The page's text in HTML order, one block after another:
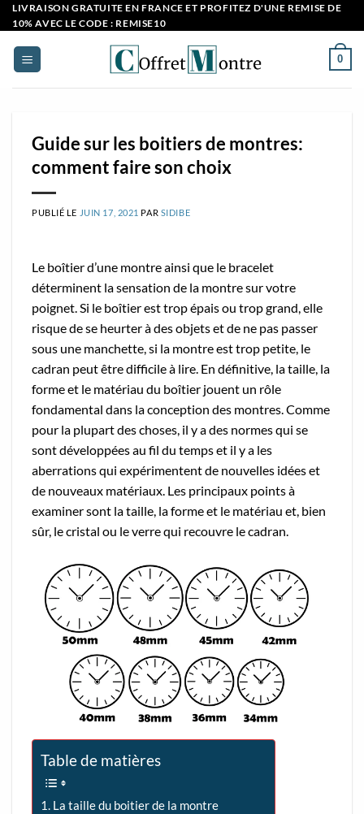
Passer
au
contenu
LIVRAISON GRATUITE EN FRANCE ET PROFITEZ D'UNE REMISE DE
10% AVEC LE CODE : REMISE10
0
Guide sur les boitiers de montres:
comment faire son choix
PUBLIÉ LE JUIN 17, 2021 PAR SIDIBE
Le boîtier d’une montre ainsi que le bracelet
déterminent la sensation de la montre sur votre
poignet. Si le boîtier est trop épais ou trop grand, elle
risque de se heurter à des objets et de ne pas passer
sous une manchette, si la montre est trop petite, le
cadran peut être difficile à lire. En définitive, la taille, la
forme et le matériau du boîtier jouent un rôle
fondamental dans la conception des montres. Comme
pour la plupart des choses, il y a des normes qui se
sont développées au fil du temps et il y a les
aberrations qui expérimentent de nouvelles idées et
de nouveaux matériaux. Les principaux points à
examiner sont la taille, la forme et le matériau et, bien
sûr, le cristal ou le verre qui recouvre le cadran.
Table de matières
La taille du boitier de la montre